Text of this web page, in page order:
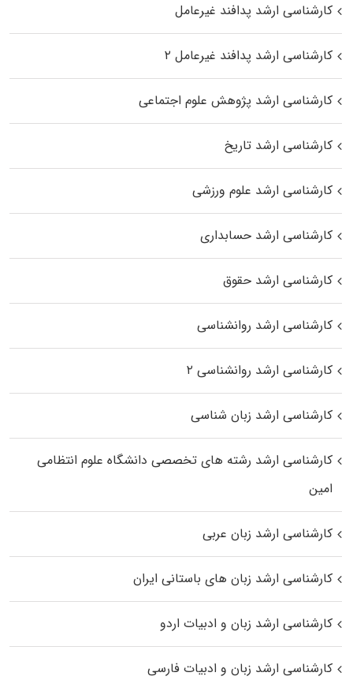
کارشناسی ارشد پدافند غیرعامل
کارشناسی ارشد پدافند غیرعامل ۲
کارشناسی ارشد پژوهش علوم اجتماعی
کارشناسی ارشد تاریخ
کارشناسی ارشد علوم ورزشی
کارشناسی ارشد حسابداری
کارشناسی ارشد حقوق
کارشناسی ارشد روانشناسی
کارشناسی ارشد روانشناسی ۲
کارشناسی ارشد زبان شناسی
کارشناسی ارشد رﺷﺘﻪ ﻫﺎی تخصصی داﻧﺸﮕﺎه ﻋﻠﻮم انتظامی
اﻣﻴﻦ
کارشناسی ارشد زبان عربی
کارشناسی ارشد زبان‌ های باستانی ایران
کارشناسی ارشد زبان و ادبیات اردو
کارشناسی ارشد زبان و ادبیات فارسی